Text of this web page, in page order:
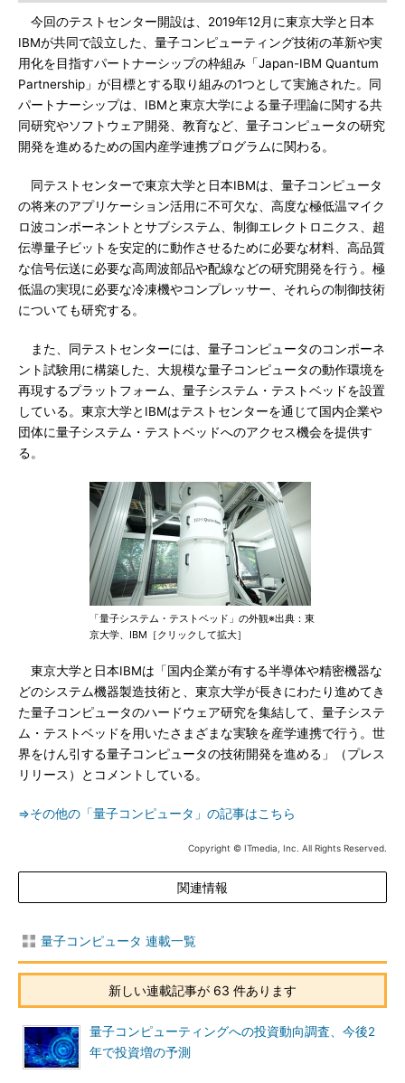
今回のテストセンター開設は、2019年12月に東京大学と日本
IBMが共同で設立した、量子コンピューティング技術の革新や実
用化を目指すパートナーシップの枠組み「Japan-IBM Quantum
Partnership」が目標とする取り組みの1つとして実施された。同
パートナーシップは、IBMと東京大学による量子理論に関する共
同研究やソフトウェア開発、教育など、量子コンピュータの研究
開発を進めるための国内産学連携プログラムに関わる。
同テストセンターで東京大学と日本IBMは、量子コンピュータ
の将来のアプリケーション活用に不可欠な、高度な極低温マイク
ロ波コンポーネントとサブシステム、制御エレクトロニクス、超
伝導量子ビットを安定的に動作させるために必要な材料、高品質
な信号伝送に必要な高周波部品や配線などの研究開発を行う。極
低温の実現に必要な冷凍機やコンプレッサー、それらの制御技術
についても研究する。
また、同テストセンターには、量子コンピュータのコンポーネ
ント試験用に構築した、大規模な量子コンピュータの動作環境を
再現するプラットフォーム、量子システム・テストベッドを設置
している。東京大学とIBMはテストセンターを通じて国内企業や
団体に量子システム・テストベッドへのアクセス機会を提供す
る。
「量子システム・テストベッド」の外観※出典：東
京大学、IBM［クリックして拡大］
東京大学と日本IBMは「国内企業が有する半導体や精密機器な
どのシステム機器製造技術と、東京大学が長きにわたり進めてき
た量子コンピュータのハードウェア研究を集結して、量子システ
ム・テストベッドを用いたさまざまな実験を産学連携で行う。世
界をけん引する量子コンピュータの技術開発を進める」（プレス
リリース）とコメントしている。
⇒その他の「量子コンピュータ」の記事はこちら
Copyright © ITmedia, Inc. All Rights Reserved.
関連情報
量子コンピュータ 連載一覧
新しい連載記事が 63 件あります
量子コンピューティングへの投資動向調査、今後2
年で投資増の予測